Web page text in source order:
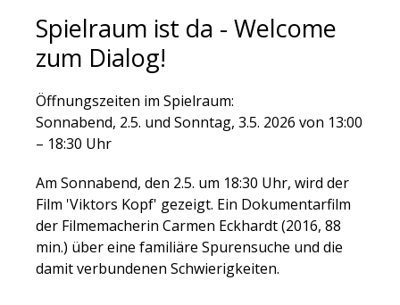
Spielraum ist da - Welcome
zum Dialog!
Öffnungszeiten im Spielraum:
Sonnabend, 2.5. und Sonntag, 3.5. 2026 von 13:00
– 18:30 Uhr
Am Sonnabend, den 2.5. um 18:30 Uhr, wird der
Film 'Viktors Kopf' gezeigt. Ein Dokumentarfilm
der Filmemacherin Carmen Eckhardt (2016, 88
min.) über eine familiäre Spurensuche und die
damit verbundenen Schwierigkeiten.